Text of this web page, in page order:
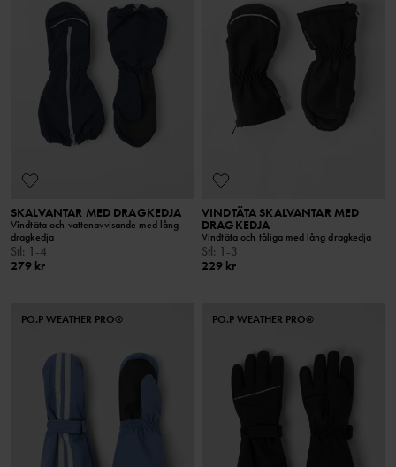
SKALVANTAR MED DRAGKEDJA
Vindtäta och vattenavvisande med lång
dragkedja
Stl: 1-4
279 kr
VINDTÄTA SKALVANTAR MED
DRAGKEDJA
Vindtäta och tåliga med lång dragkedja
Stl: 1-3
229 kr
PO.P WEATHER PRO® PO.P WEATHER PRO®